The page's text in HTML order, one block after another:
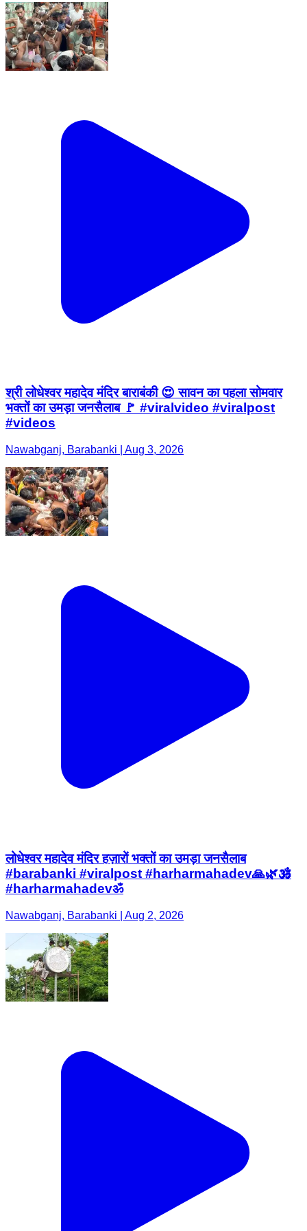
श्री लोधेश्वर महादेव मंदिर बाराबंकी 😍 सावन का पहला सोमवार
भक्तों का उमड़ा जनसैलाब 🚩 #viralvideo #viralpost
#videos
Nawabganj, Barabanki | Aug 3, 2026
लोधेश्वर महादेव मंदिर हज़ारों भक्तों का उमड़ा जनसैलाब
#barabanki #viralpost #harharmahadev🙏🌿🕉️
#harharmahadevॐ
Nawabganj, Barabanki | Aug 2, 2026